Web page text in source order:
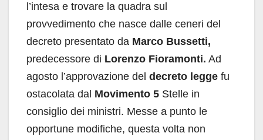
l’intesa e trovare la quadra sul
provvedimento che nasce dalle ceneri del
decreto presentato da Marco Bussetti,
predecessore di Lorenzo Fioramonti. Ad
agosto l’approvazione del decreto legge fu
ostacolata dal Movimento 5 Stelle in
consiglio dei ministri. Messe a punto le
opportune modifiche, questa volta non